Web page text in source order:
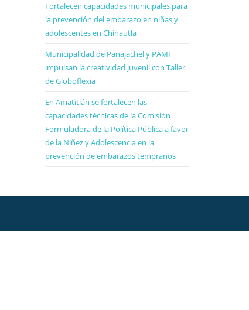
Fortalecen capacidades municipales para
la prevención del embarazo en niñas y
adolescentes en Chinautla
Municipalidad de Panajachel y PAMI
impulsan la creatividad juvenil con Taller
de Globoflexia
En Amatitlán se fortalecen las
capacidades técnicas de la Comisión
Formuladora de la Política Pública a favor
de la Niñez y Adolescencia en la
prevención de embarazos tempranos